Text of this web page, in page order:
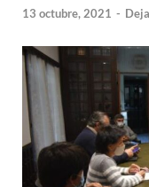
13 octubre, 2021 -